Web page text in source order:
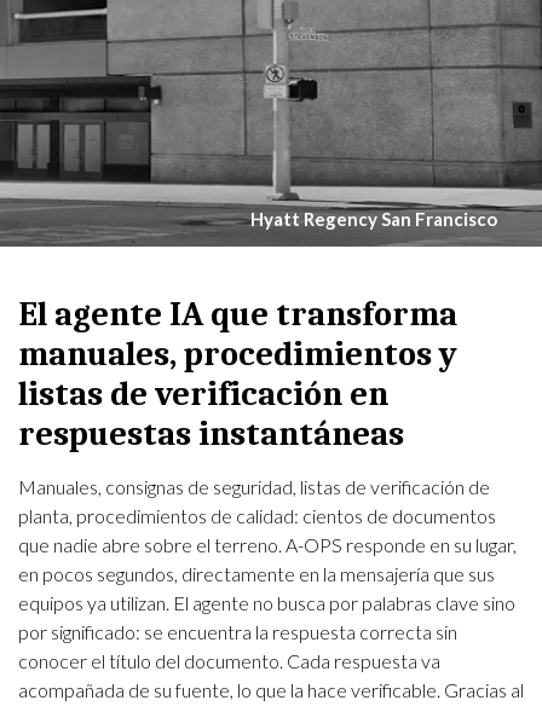
Hyatt Regency San Francisco
El agente IA que transforma
manuales, procedimientos y
listas de verificación en
respuestas instantáneas
Manuales, consignas de seguridad, listas de verificación de
planta, procedimientos de calidad: cientos de documentos
que nadie abre sobre el terreno. A-OPS responde en su lugar,
en pocos segundos, directamente en la mensajería que sus
equipos ya utilizan. El agente no busca por palabras clave sino
por significado: se encuentra la respuesta correcta sin
conocer el título del documento. Cada respuesta va
acompañada de su fuente, lo que la hace verificable. Gracias al